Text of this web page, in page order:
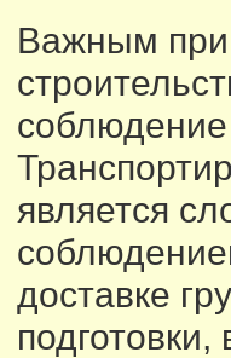
Важным при
соблюдение
является
доставке